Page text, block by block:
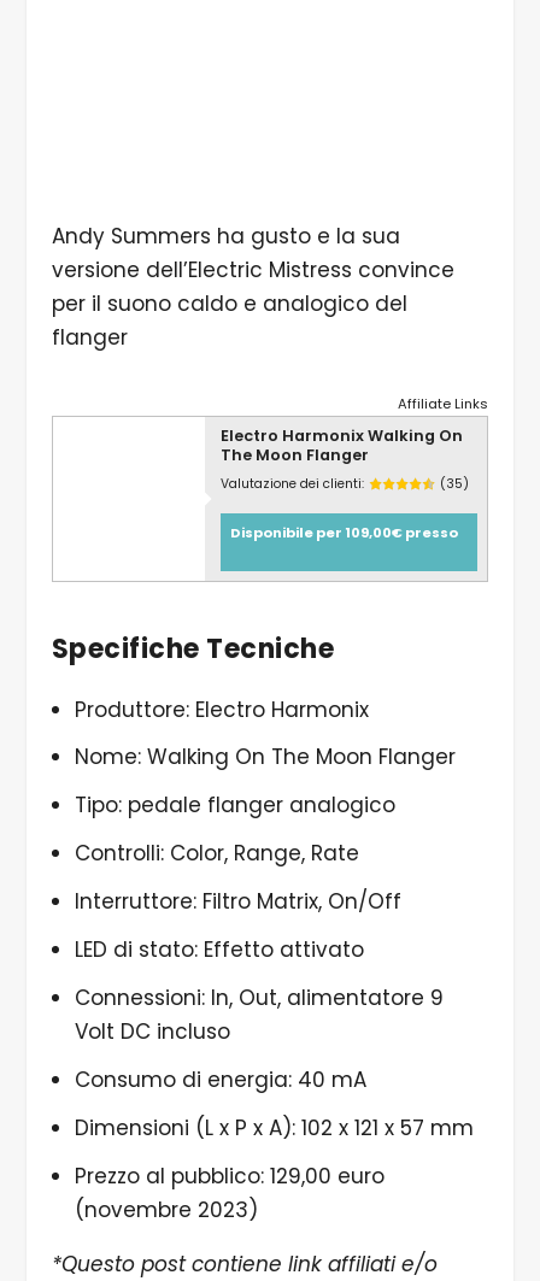
Andy Summers ha gusto e la sua
versione dell’Electric Mistress convince
per il suono caldo e analogico del
flanger
Affiliate Links
Electro Harmonix Walking On
The Moon Flanger
Valutazione dei clienti: (35)
Disponibile per 109,00€ presso
Specifiche Tecniche
Produttore: Electro Harmonix
Nome: Walking On The Moon Flanger
Tipo: pedale flanger analogico
Controlli: Color, Range, Rate
Interruttore: Filtro Matrix, On/Off
LED di stato: Effetto attivato
Connessioni: In, Out, alimentatore 9
Volt DC incluso
Consumo di energia: 40 mA
Dimensioni (L x P x A): 102 x 121 x 57 mm
Prezzo al pubblico: 129,00 euro
(novembre 2023)
*Questo post contiene link affiliati e/o